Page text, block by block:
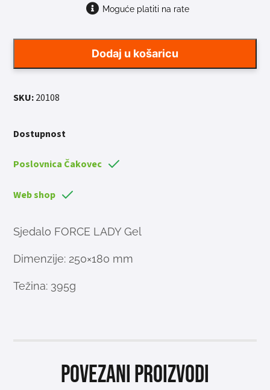
Moguće platiti na rate
Dodaj u košaricu
SKU:20108
Dostupnost
Poslovnica Čakovec
Web shop
Sjedalo FORCE LADY Gel
Dimenzije: 250×180 mm
Težina: 395g
Povezani proizvodi